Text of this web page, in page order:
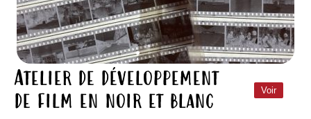
Atelier de développement
de film en noir et blanc Voir